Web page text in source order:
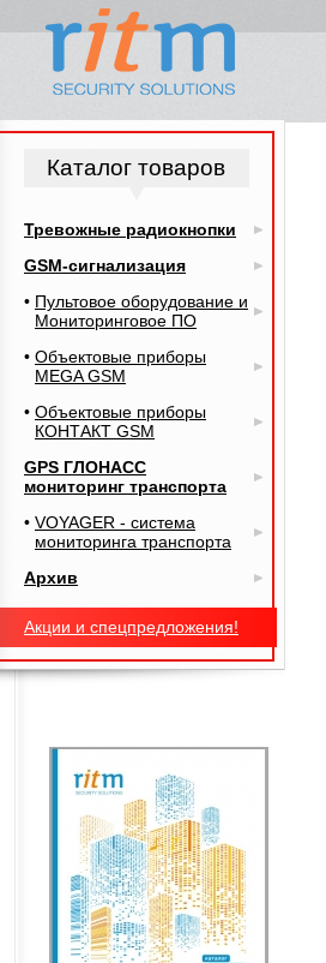
Каталог товаров
Тревожные радиокнопки
GSM-сигнализация
Пультовое оборудование и
Мониторинговое ПО
Объектовые приборы
MEGA GSM
Объектовые приборы
КОНТАКТ GSM
GPS ГЛОНАСС
мониторинг транспорта
VOYAGER - система
мониторинга транспорта
Архив
Акции и спецпредложения!